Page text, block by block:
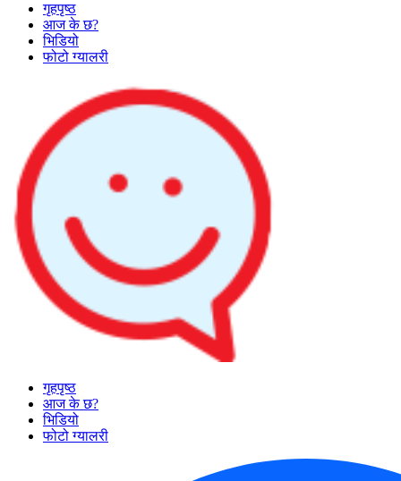
गृहपृष्ठ
आज के छ?
भिडियो
फोटो ग्यालरी
गृहपृष्ठ
आज के छ?
भिडियो
फोटो ग्यालरी